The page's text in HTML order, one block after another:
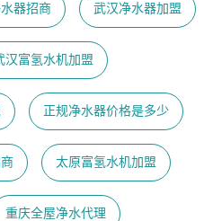
器招商 武汉净水器加盟
汉富氢水机加盟
正规净水器价格是多少
太原富氢水机加盟
重庆全屋净水代理